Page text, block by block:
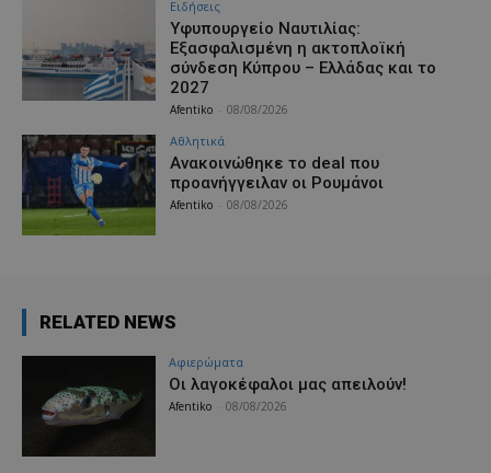
Ειδήσεις
Υφυπουργείο Ναυτιλίας:
Εξασφαλισμένη η ακτοπλοϊκή
σύνδεση Κύπρου – Ελλάδας και το
2027
Afentiko 08/08/2026
Αθλητικά
Aνακοινώθηκε το deal που
προανήγγειλαν οι Ρουμάνοι
Afentiko 08/08/2026
RELATED NEWS
Aφιερώματα
Οι λαγοκέφαλοι μας απειλούν!
Afentiko 08/08/2026